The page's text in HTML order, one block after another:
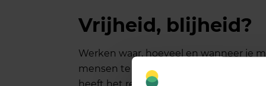
Vrijheid, blijheid?
Werken waar, hoeveel en wanneer je
mensen te vinden in het